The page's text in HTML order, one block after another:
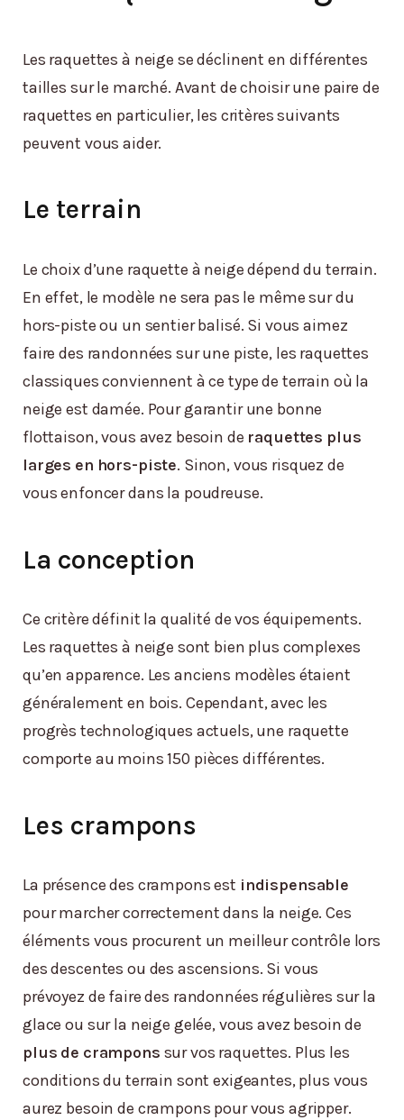
Les raquettes à neige se déclinent en différentes
tailles sur le marché. Avant de choisir une paire de
raquettes en particulier, les critères suivants
peuvent vous aider.
Le terrain
Le choix d’une raquette à neige dépend du terrain.
En effet, le modèle ne sera pas le même sur du
hors-piste ou un sentier balisé. Si vous aimez
faire des randonnées sur une piste, les raquettes
classiques conviennent à ce type de terrain où la
neige est damée. Pour garantir une bonne
flottaison, vous avez besoin de raquettes plus
larges en hors-piste. Sinon, vous risquez de
vous enfoncer dans la poudreuse.
La conception
Ce critère définit la qualité de vos équipements.
Les raquettes à neige sont bien plus complexes
qu’en apparence. Les anciens modèles étaient
généralement en bois. Cependant, avec les
progrès technologiques actuels, une raquette
comporte au moins 150 pièces différentes.
Les crampons
La présence des crampons est indispensable
pour marcher correctement dans la neige. Ces
éléments vous procurent un meilleur contrôle lors
des descentes ou des ascensions. Si vous
prévoyez de faire des randonnées régulières sur la
glace ou sur la neige gelée, vous avez besoin de
plus de crampons sur vos raquettes. Plus les
conditions du terrain sont exigeantes, plus vous
aurez besoin de crampons pour vous agripper.